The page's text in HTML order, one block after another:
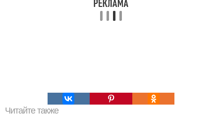
Читайте также